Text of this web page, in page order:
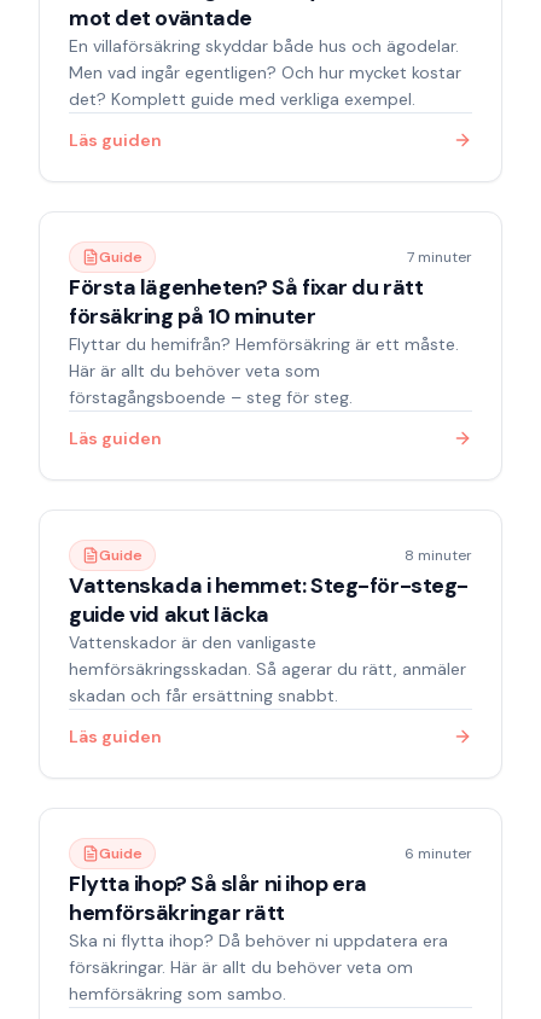
mot det oväntade
En villaförsäkring skyddar både hus och ägodelar.
Men vad ingår egentligen? Och hur mycket kostar
det? Komplett guide med verkliga exempel.
Läs guiden
Guide 7 minuter
Första lägenheten? Så fixar du rätt
försäkring på 10 minuter
Flyttar du hemifrån? Hemförsäkring är ett måste.
Här är allt du behöver veta som
förstagångsboende – steg för steg.
Läs guiden
Guide 8 minuter
Vattenskada i hemmet: Steg-för-steg-
guide vid akut läcka
Vattenskador är den vanligaste
hemförsäkringsskadan. Så agerar du rätt, anmäler
skadan och får ersättning snabbt.
Läs guiden
Guide 6 minuter
Flytta ihop? Så slår ni ihop era
hemförsäkringar rätt
Ska ni flytta ihop? Då behöver ni uppdatera era
försäkringar. Här är allt du behöver veta om
hemförsäkring som sambo.